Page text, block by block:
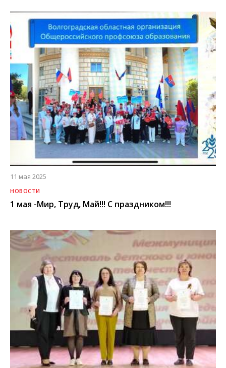
11 мая 2025
НОВОСТИ
1 мая -Мир, Труд, Май!!! С праздником!!!